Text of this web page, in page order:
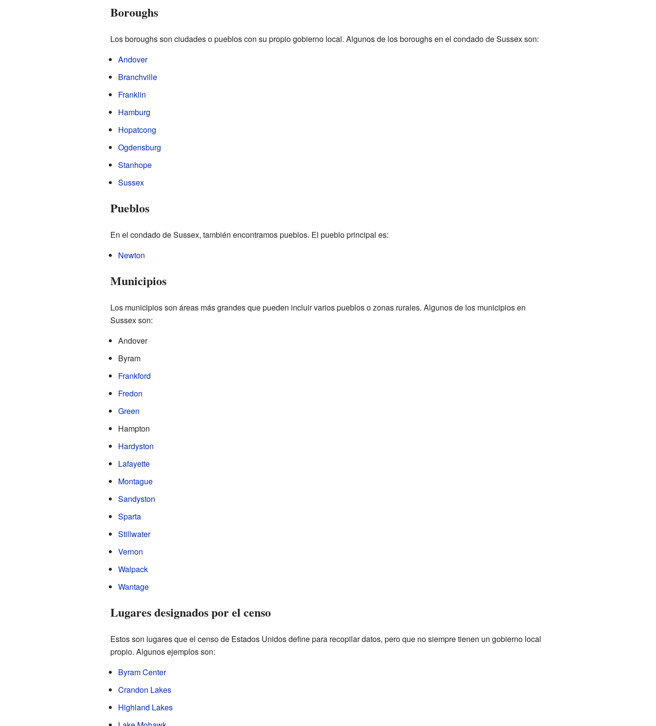
Boroughs
Los boroughs son ciudades o pueblos con su propio gobierno local. Algunos de los boroughs en el condado de Sussex son:
Andover
Branchville
Franklin
Hamburg
Hopatcong
Ogdensburg
Stanhope
Sussex
Pueblos
En el condado de Sussex, también encontramos pueblos. El pueblo principal es:
Newton
Municipios
Los municipios son áreas más grandes que pueden incluir varios pueblos o zonas rurales. Algunos de los municipios en
Sussex son:
Andover
Byram
Frankford
Fredon
Green
Hampton
Hardyston
Lafayette
Montague
Sandyston
Sparta
Stillwater
Vernon
Walpack
Wantage
Lugares designados por el censo
Estos son lugares que el censo de Estados Unidos define para recopilar datos, pero que no siempre tienen un gobierno local
propio. Algunos ejemplos son:
Byram Center
Crandon Lakes
Highland Lakes